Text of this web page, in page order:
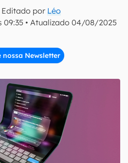
Editado por Léo
• Atualizado 04/08/2025
nossa Newsletter
inscreva-se
do Canaltech.